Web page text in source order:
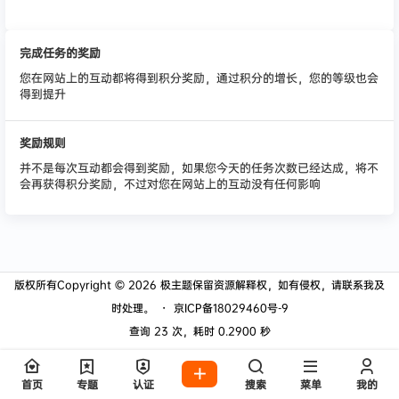
完成任务的奖励
您在网站上的互动都将得到积分奖励，通过积分的增长，您的等级也会
得到提升
奖励规则
并不是每次互动都会得到奖励，如果您今天的任务次数已经达成，将不
会再获得积分奖励，不过对您在网站上的互动没有任何影响
版权所有Copyright © 2026 极主题保留资源解释权，如有侵权，请联系我及
时处理。
・ 京ICP备18029460号-9
查询 23 次，耗时 0.2900 秒
首页 专题 认证 搜索 菜单 我的